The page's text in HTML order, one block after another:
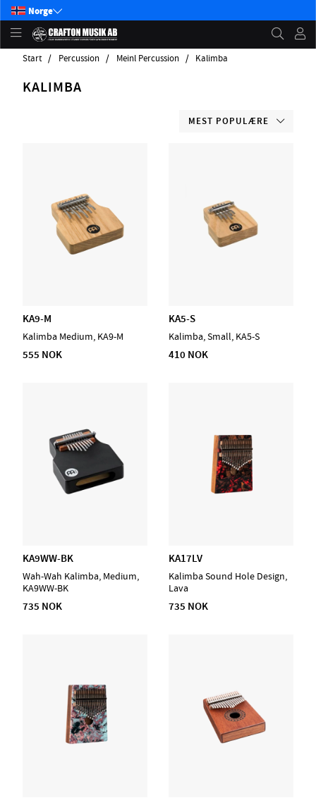
Norge
Start Percussion Meinl Percussion Kalimba
KALIMBA
MEST POPULÆRE
KA9-M
Kalimba Medium, KA9-M
555 NOK
KA5-S
Kalimba, Small, KA5-S
410 NOK
KA9WW-BK
Wah-Wah Kalimba, Medium,
KA9WW-BK
735 NOK
KA17LV
Kalimba Sound Hole Design,
Lava
735 NOK